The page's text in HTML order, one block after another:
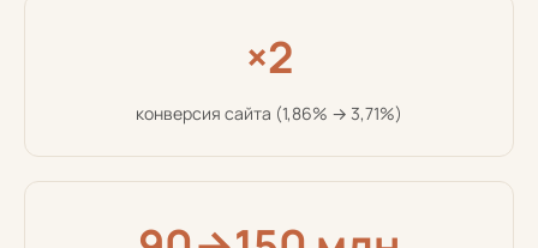
×2
конверсия сайта (1,86% → 3,71%)